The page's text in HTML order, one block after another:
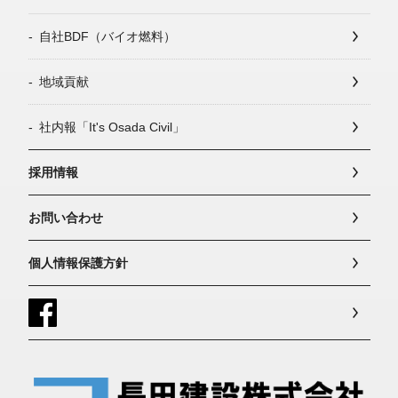
自社BDF（バイオ燃料）
地域貢献
社内報「It's Osada Civil」
採用情報
お問い合わせ
個人情報保護方針